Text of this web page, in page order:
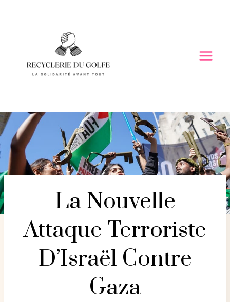
La Nouvelle
Attaque Terroriste
D’Israël Contre
Gaza